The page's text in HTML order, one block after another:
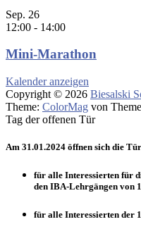
Sep. 26
12:00 - 14:00
Mini-Marathon
Kalender anzeigen
Copyright © 2026 Biesalski
Theme: ColorMag von
Tag der offenen Tür
Am 31.01.2024 öffnen sich die
für alle Interessierten für
den IBA-Lehrgängen von
für alle Interessierten der